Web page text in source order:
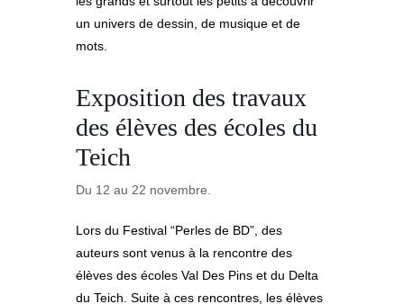
un univers de dessin, de musique et de
mots.
Exposition des travaux
des élèves des écoles du
Teich
Du 12 au 22 novembre.
Lors du Festival “Perles de BD”, des
auteurs sont venus à la rencontre des
élèves des écoles Val Des Pins et du Delta
du Teich. Suite à ces rencontres, les élèves